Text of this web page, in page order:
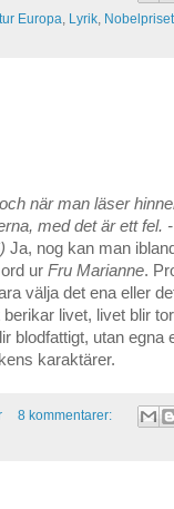
Europa Lyrik Nobelpriset
när man läser
med det är ett fel.
Ja, nog kan man
ur Fru Marianne.
välja det ena eller
livet, livet blir
blodfattigt, utan egna
karaktärer.
8 kommentarer: